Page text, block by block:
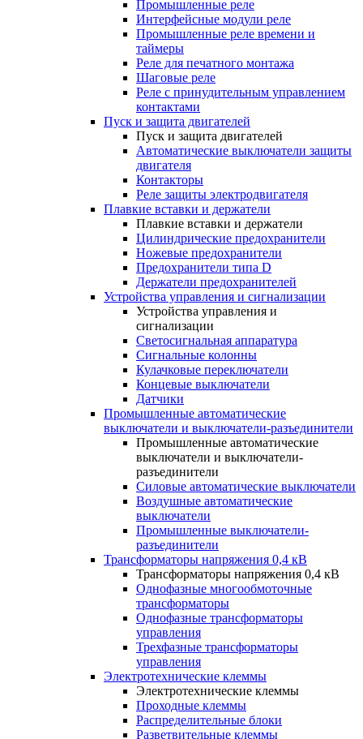
Промышленные реле
Интерфейсные модули реле
Промышленные реле времени и
таймеры
Реле для печатного монтажа
Шаговые реле
Реле с принудительным управлением
контактами
Пуск и защита двигателей
Пуск и защита двигателей
Автоматические выключатели защиты
двигателя
Контакторы
Реле защиты электродвигателя
Плавкие вставки и держатели
Плавкие вставки и держатели
Цилиндрические предохранители
Ножевые предохранители
Предохранители типа D
Держатели предохранителей
Устройства управления и сигнализации
Устройства управления и
сигнализации
Светосигнальная аппаратура
Сигнальные колонны
Кулачковые переключатели
Концевые выключатели
Датчики
Промышленные автоматические
выключатели и выключатели-разъединители
Промышленные автоматические
выключатели и выключатели-
разъединители
Силовые автоматические выключатели
Воздушные автоматические
выключатели
Промышленные выключатели-
разъединители
Трансформаторы напряжения 0,4 кВ
Трансформаторы напряжения 0,4 кВ
Однофазные многообмоточные
трансформаторы
Однофазные трансформаторы
управления
Трехфазные трансформаторы
управления
Электротехнические клеммы
Электротехнические клеммы
Проходные клеммы
Распределительные блоки
Разветвительные клеммы